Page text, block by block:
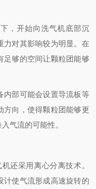
，开始向洗气机底部沉
力对其影响较为明显。在
足够的空间让颗粒团能够
内部可能会设置导流板等
方向，使得颗粒团能够更
气流的可能性。
还采用离心分离技术。
计使气流形成高速旋转的